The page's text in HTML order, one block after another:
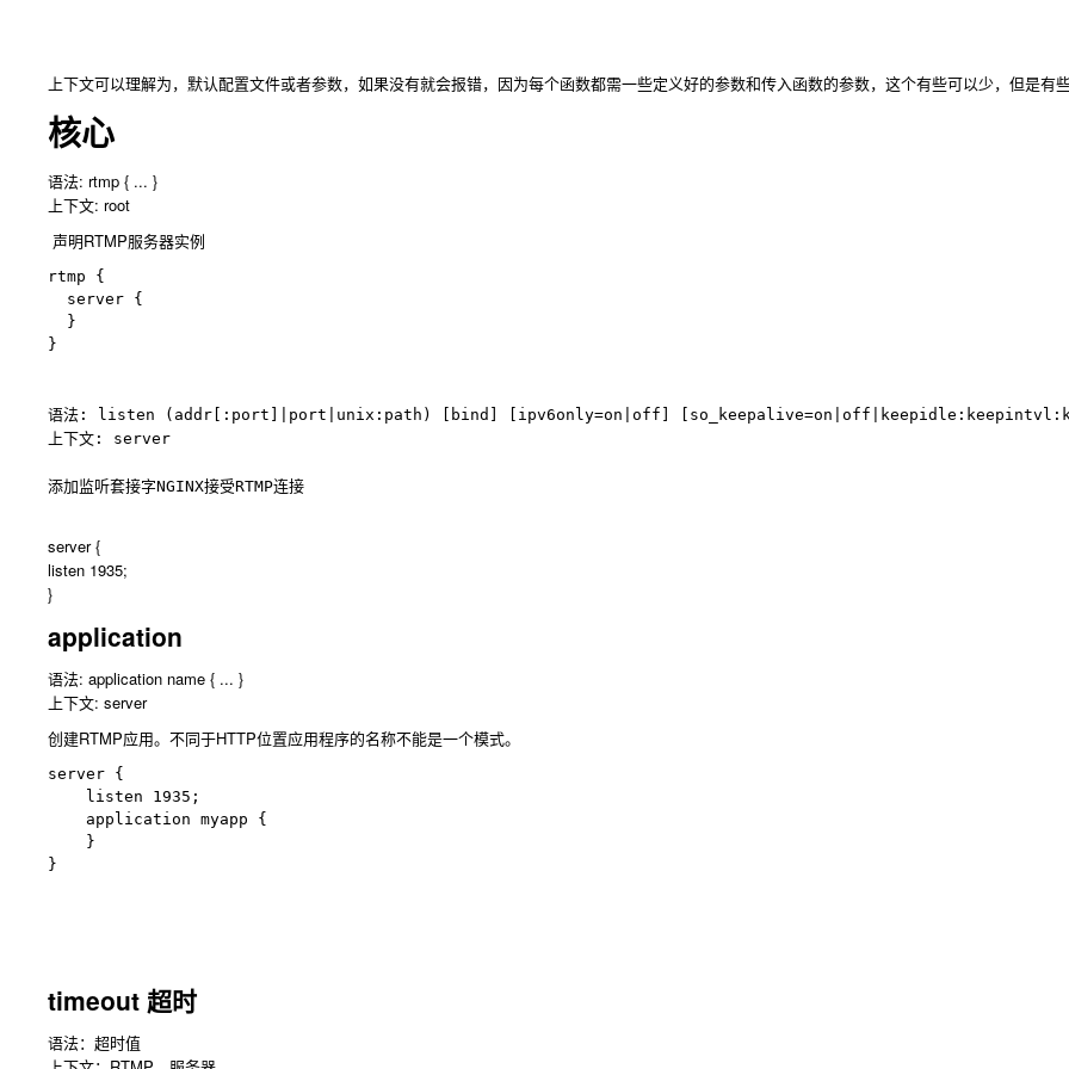
上下文可以理解为，默认配置文件或者参数，如果没有就会报错，因为每个函数都需一些定义好的参数和传入函数的参数，这个有些可以少，但是有
核心
语法: rtmp { ... }
上下文: root
声明RTMP服务器实​​例
rtmp {
  server {
  }
}
语法: listen (addr[:port]|port|unix:path) [bind] [ipv6only=on|off]
上下文: server
添加监听套接字NGINX接受RTMP连接
server {
listen 1935;
}
application
语法: application name { ... }
上下文: server
创建RTMP应用。不同于HTTP位置应用程序的名称不能是一个模式。
server {
    listen 1935;
    application myapp {
    }
}
timeout 超时
语法：超时值